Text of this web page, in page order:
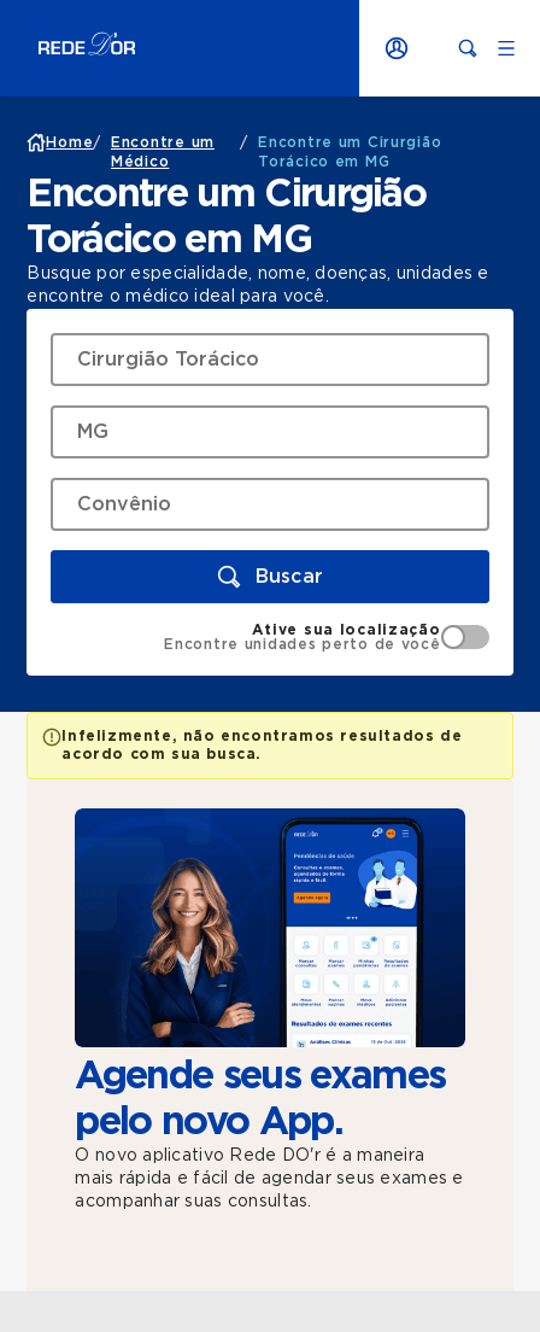
Home/
Encontre um
Médico
/
Encontre um Cirurgião
Torácico em MG
Encontre um Cirurgião
Torácico em MG
Busque por especialidade, nome, doenças, unidades e
encontre o médico ideal para você.
Buscar
Ative sua localização
Encontre unidades perto de você
Infelizmente, não encontramos resultados de
acordo com sua busca.
Agende seus exames
pelo novo App.
O novo aplicativo Rede DO'r é a maneira
mais rápida e fácil de agendar seus exames e
acompanhar suas consultas.